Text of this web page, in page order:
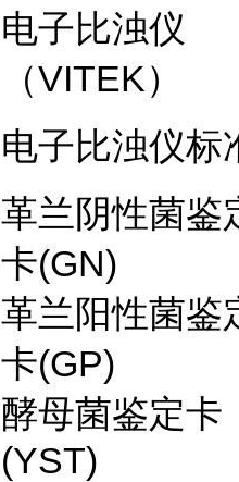
电子比浊仪
（VITEK）
电子比浊仪标
革兰阴性菌鉴
卡(GN)
革兰阳性菌鉴
卡(GP)
酵母菌鉴定卡
(YST)